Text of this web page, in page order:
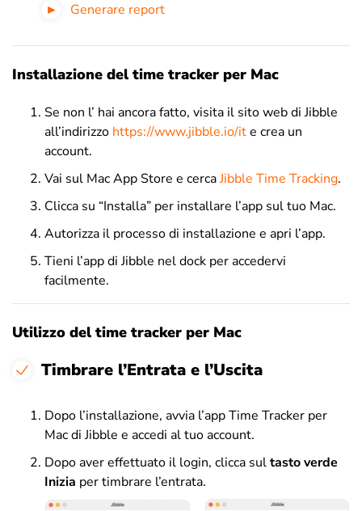
Generare report
Installazione del time tracker per Mac
Se non l’ hai ancora fatto, visita il sito web di Jibble
all’indirizzo https://www.jibble.io/ite crea un
account.
Vai sul Mac App Store e cercaJibble Time Tracking.
Clicca su “Installa” per installare l’app sul tuo Mac.
Autorizza il processo di installazione e apri l’app.
Tieni l’app di Jibble nel dock per accedervi
facilmente.
Utilizzo del time tracker per Mac
Timbrare l’Entrata e l’Uscita
Dopo l’installazione, avvia l’app Time Tracker per
Mac di Jibble e accedi al tuo account.
Dopo aver effettuato il login, clicca sultasto verde
Inizia per timbrare l’entrata.